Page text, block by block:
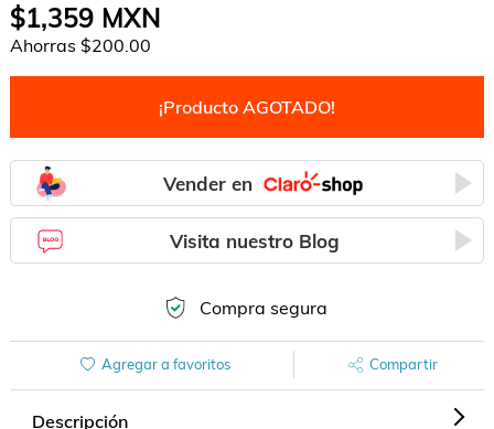
$1,359MXN
Ahorras $200.00
¡Producto AGOTADO!
Vender en
Visita nuestro Blog
Compra segura
Agregar a favoritos Compartir
Descripción